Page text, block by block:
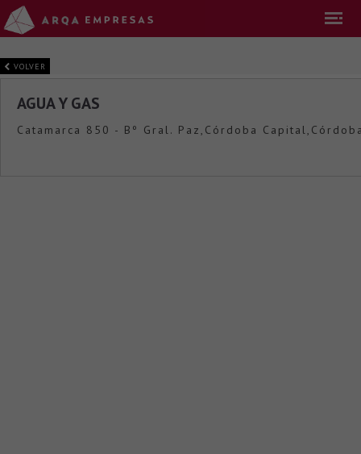
VOLVER
AGUA Y GAS
Catamarca 850 - Bº Gral. Paz,Córdoba